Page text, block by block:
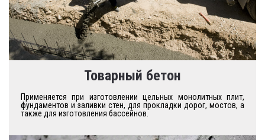
Товарный бетон
Применяется при изготовлении цельных монолитных плит,
фундаментов и заливки стен, для прокладки дорог, мостов, а
также для изготовления бассейнов.